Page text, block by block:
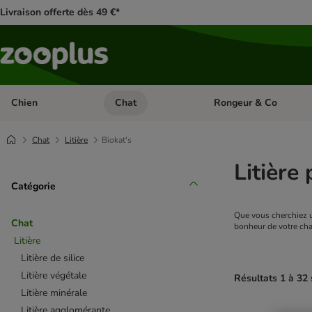
Livraison offerte dès 49 €*
Chien Dérouler les catégories: Chien
Chat Dérouler les catégories:
Rongeur & Co
Chat Litière Biokat's
Catégorie
Chat
Litière
Litière de silice
Litière végétale
Litière minérale
Litière
Que vous cherchiez
bonheur de votre
Résultats 1 à 32